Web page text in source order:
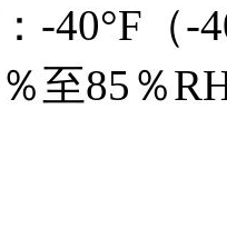
-40°F（-
至85％